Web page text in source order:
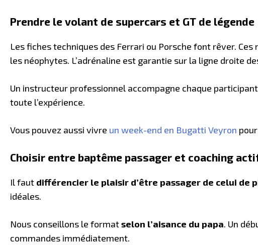
Prendre le volant de supercars et GT de légende
Les fiches techniques des Ferrari ou Porsche font rêver.
les néophytes. L’adrénaline est garantie sur la ligne droite
Un instructeur professionnel accompagne chaque
toute l’expérience.
Vous pouvez aussi vivre un week-end en Bugatti Veyron
Choisir entre baptême passager et coaching
Il faut différencier le plaisir d’être passager de celui de
idéales.
Nous conseillons le formatselon l’aisance du papa. Un
commandes immédiatement.